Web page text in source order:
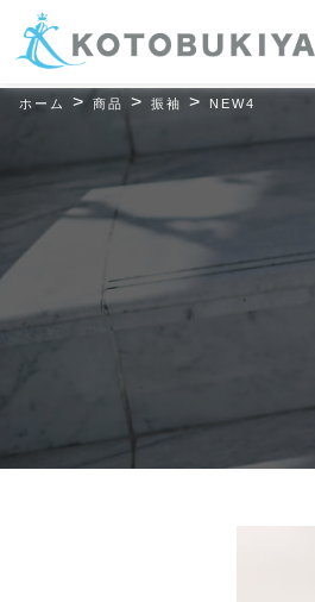
ホーム > 商品 > 振袖 > NEW4